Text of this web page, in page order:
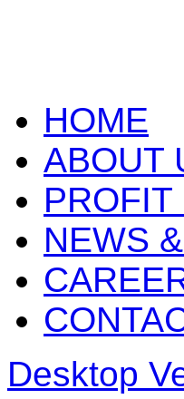
HOME
ABOUT
PROFIT
NEWS
Desktop